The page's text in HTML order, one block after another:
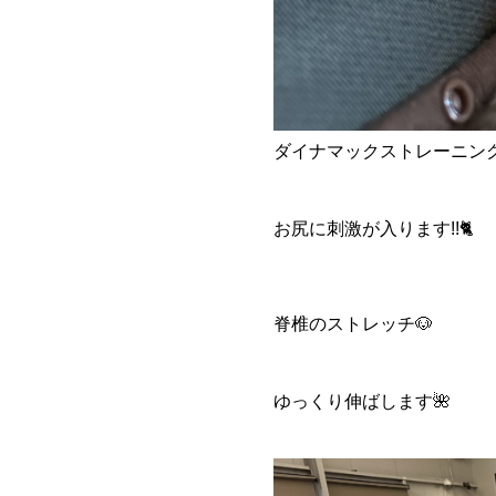
ダイナマックストレーニン
お尻に刺激が入ります!!🐈
脊椎のストレッチ🐶
ゆっくり伸ばします🌺